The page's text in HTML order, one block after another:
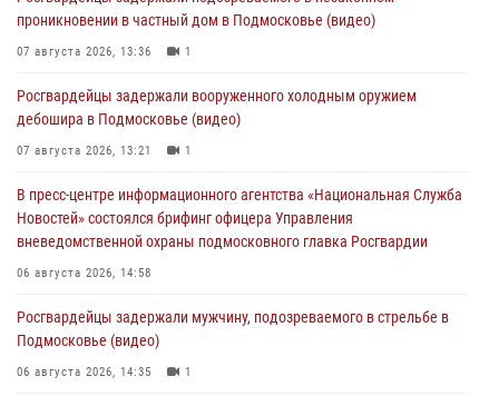
проникновении в частный дом в Подмосковье (видео)
07 августа 2026, 13:36 1
Росгвардейцы задержали вооруженного холодным оружием
дебошира в Подмосковье (видео)
07 августа 2026, 13:21 1
В пресс-центре информационного агентства «Национальная Служба
Новостей» состоялся брифинг офицера Управления
вневедомственной охраны подмосковного главка Росгвардии
06 августа 2026, 14:58
Росгвардейцы задержали мужчину, подозреваемого в стрельбе в
Подмосковье (видео)
06 августа 2026, 14:35 1